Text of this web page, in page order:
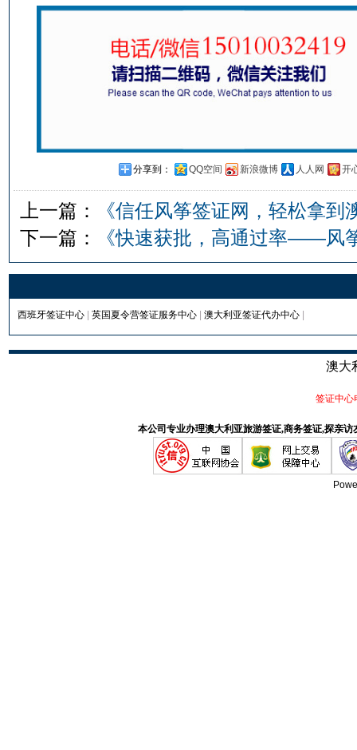
分享到： QQ空间 新浪微博 人人网 开
上一篇：
《信任风筝签证网，轻松拿到
下一篇：
《快速获批，高通过率——风
西班牙签证中心 英国夏令营签证服务中心 澳大利亚签证代办中心
澳大
签证中心
本公司专业办理澳大利亚旅游签证,商务签证,探亲